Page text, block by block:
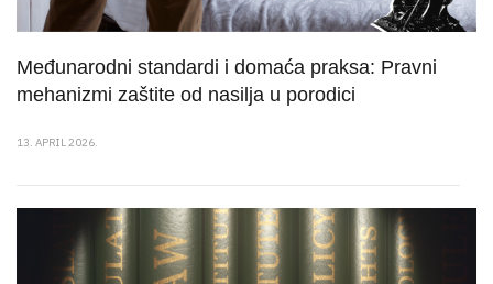
Međunarodni standardi i domaća praksa: Pravni
mehanizmi zaštite od nasilja u porodici
13. APRIL 2026.